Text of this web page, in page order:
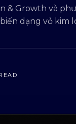
& Growth và
dạng vỏ kim